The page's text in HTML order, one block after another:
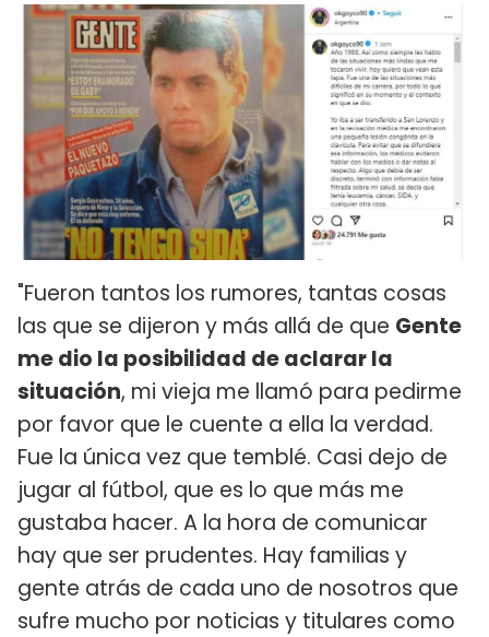
"Fueron tantos los rumores, tantas cosas
las que se dijeron y más allá de que Gente
me dio la posibilidad de aclarar la
situación, mi vieja me llamó para pedirme
por favor que le cuente a ella la verdad.
Fue la única vez que temblé. Casi dejo de
jugar al fútbol, que es lo que más me
gustaba hacer. A la hora de comunicar
hay que ser prudentes. Hay familias y
gente atrás de cada uno de nosotros que
sufre mucho por noticias y titulares como